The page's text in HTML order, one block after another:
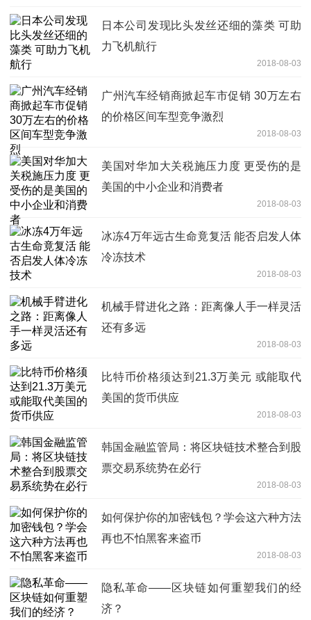
日本公司发现比头发丝还细的藻类 可助
力飞机航行
2018-08-03
广州汽车经销商掀起车市促销 30万左右
的价格区间车型竞争激烈
2018-08-03
美国对华加大关税施压力度 更受伤的是
美国的中小企业和消费者
2018-08-03
冰冻4万年远古生命竟复活 能否启发人体
冷冻技术
2018-08-03
机械手臂进化之路：距离像人手一样灵活
还有多远
2018-08-03
比特币价格须达到21.3万美元 或能取代
美国的货币供应
2018-08-03
韩国金融监管局：将区块链技术整合到股
票交易系统势在必行
2018-08-03
如何保护你的加密钱包？学会这六种方法
再也不怕黑客来盗币
2018-08-03
隐私革命——区块链如何重塑我们的经
济？